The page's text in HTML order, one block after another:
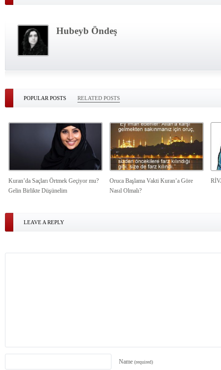
Hubeyb Öndeş
POPULAR POSTS RELATED POSTS
Kuran’da Saçları Örtmek Geçiyor mu?
Gelin Birlikte Düşünelim
Oruca Başlama Vakti Kuran’a Göre
Nasıl Olmalı?
LEAVE A REPLY
Name (required)